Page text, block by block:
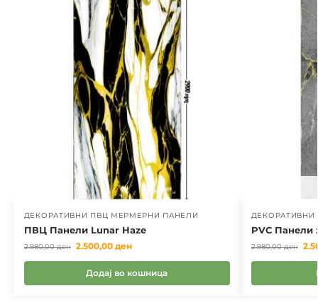
ДЕКОРАТИВНИ ПВЦ МЕРМЕРНИ ПАНЕЛИ
ПВЦ Панели Lunar Haze
2.980,00ден 2.500,00 ден
Додај во кошница
PVC Панели
2.980,00ден